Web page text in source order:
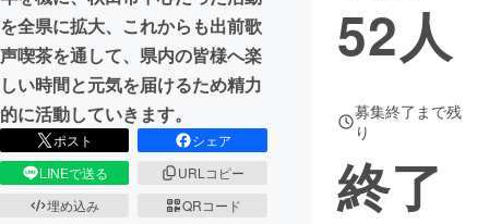
を全県に拡大、これからも出前歌
声喫茶を通して、県内の皆様へ楽
しい時間と元気を届けるため精力
的に活動していきます。
ポスト
シェア
LINEで送る
URLコピー
埋め込み
QRコード
52人
募集終了まで残
り
終了